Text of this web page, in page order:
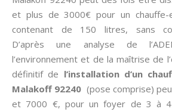
et plus de 3000€ pour un chauffe-
contenant de 150 litres, sans
D’après une analyse de
l’environnement et de la maîtrise de
définitif de l’installation d’un
Malakoff 92240 (pose comprise)
et 7000 €, pour un foyer de 3 à 4